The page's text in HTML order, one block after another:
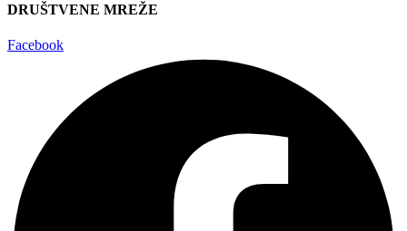
DRUŠTVENE MREŽE
Facebook